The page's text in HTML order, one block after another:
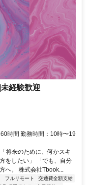
経験歓迎
時間 勤務時間：10時〜19
将来のために、何かスキ
をしたい」 「でも、自分
へ。 株式会社Tbook...
フルリモート
交通費全額支給